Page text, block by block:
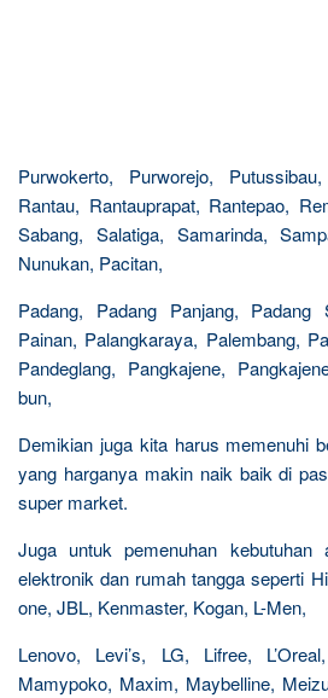
Purwokerto, Purworejo,
Rantau, Rantauprapat, Rantepao,
Sabang, Salatiga, Samarinda,
Nunukan, Pacitan,
Padang, Padang Panjang, Padang
Painan, Palangkaraya, Palembang,
Pandeglang, Pangkajene,
bun,
Demikian juga kita harus memenuhi
yang harganya makin naik baik di
super market.
Juga untuk pemenuhan kebutuhan
elektronik dan rumah tangga seperti
one, JBL, Kenmaster, Kogan, L-Men,
Lenovo, Levi’s, LG, Lifree,
Mamypoko, Maxim, Maybelline,